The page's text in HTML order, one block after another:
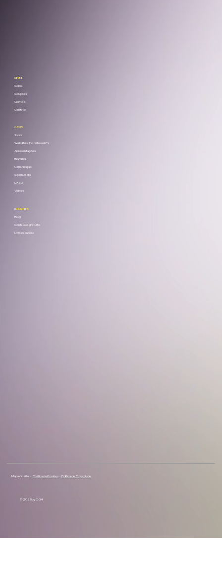
CH34
Sobre
Soluções
Clientes
Contato
CASES
Todos
Websites, Hotsites e LPs
Apresentações
Branding
Comunicação
Social Media
UX e UI
Vídeos
INSIGHTS
Blog
Conteúdo gratuito
Livros e cursos
Mapa do site -Política de Cookies- Política de Privacidade
© 2025 by Ch34